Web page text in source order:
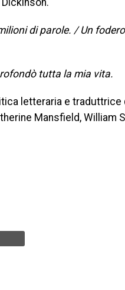
di parole. / Un
tutta la mia vita.
letteraria e traduttrice
Mansfield, William